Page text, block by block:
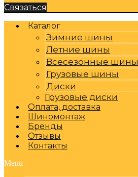
Связаться
Каталог
Зимние шины
Летние шины
Всесезонные шины
Грузовые шины
Диски
Грузовые диски
Оплата, доставка
Шиномонтаж
Бренды
Отзывы
Контакты
Menu